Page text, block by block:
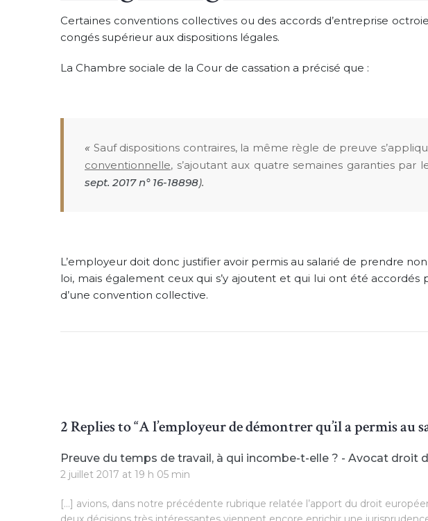
Certaines conventions collectives ou des accords d’entreprise
congés supérieur aux dispositions légales.
La Chambre sociale de la Cour de cassation a précisé que :
« Sauf dispositions contraires, la même règle de preuve
conventionnelle, s’ajoutant aux quatre semaines garanties par
sept. 2017 n° 16-18898).
L’employeur doit donc justifier avoir permis au salarié de prendre
loi, mais également ceux qui s’y ajoutent et qui lui ont été accordés
d’une convention collective.
2 Replies to “A l’employeur de démontrer qu’il a permis au
Preuve du temps de travail, à qui incombe-t-elle ? - Avocat droit
2 juillet 2017 at 19 h 05 min
[…] avions, dans notre précédente rubrique relatée l’apport du droit